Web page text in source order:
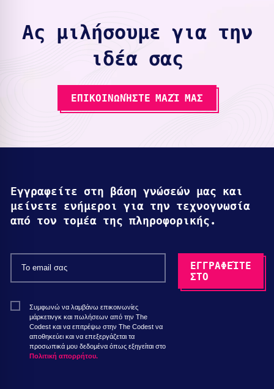
Ας μιλήσουμε για την
ιδέα σας
ΕΠΙΚΟΙΝΩΝΉΣΤΕ ΜΑΖΊ ΜΑΣ
Εγγραφείτε στη βάση γνώσεών μας και
μείνετε ενήμεροι για την τεχνογνωσία
από τον τομέα της πληροφορικής.
Συμφωνώ να λαμβάνω επικοινωνίες
μάρκετινγκ και πωλήσεων από την The
Codest και να επιτρέψω στην The Codest να
αποθηκεύει και να επεξεργάζεται τα
προσωπικά μου δεδομένα όπως εξηγείται στο
Πολιτική απορρήτου.